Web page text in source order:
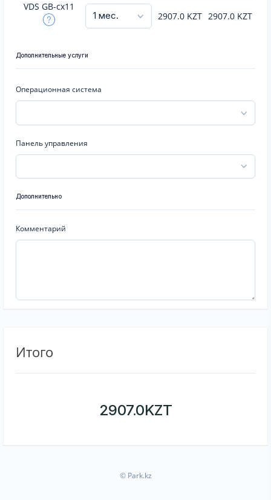
VDS GB-cx11
2907.0 KZT 2907.0 KZT
Дополнительные услуги
Операционная система
Панель управления
Дополнительно
Комментарий
Итого
2907.0KZT
© Park.kz